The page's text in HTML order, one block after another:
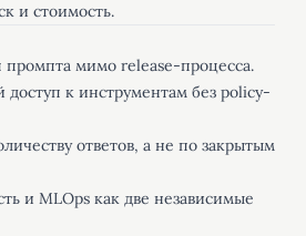
и стоимость.
мимо release-процесса.
доступ к инструментам без policy-
ответов, а не по закрытым
и MLOps как две независимые